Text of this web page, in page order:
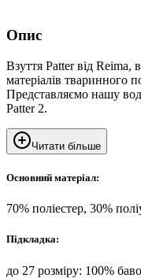
Опис
Взуття Patter від Reima,
матеріалів тваринного
Представляємо нашу
Patter 2.
Читати більше
Основний матеріал:
70% поліестер, 30%
Підкладка:
до 27 розміру: 100%